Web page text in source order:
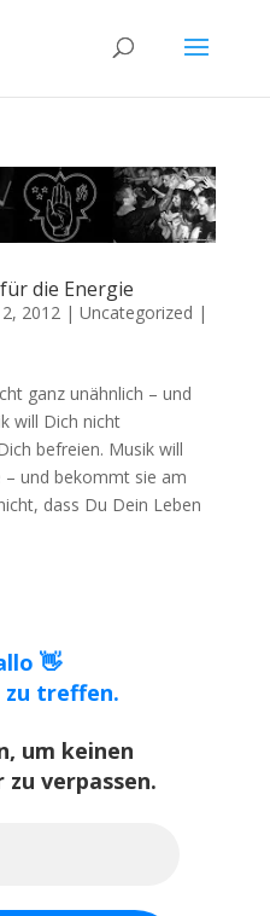
die Energie
2012 | Uncategorized |
ganz unähnlich – und
will Dich nicht
befreien. Musik will
und bekommt sie am
dass Du Dein Leben
👋
zu treffen.
um keinen
verpassen.